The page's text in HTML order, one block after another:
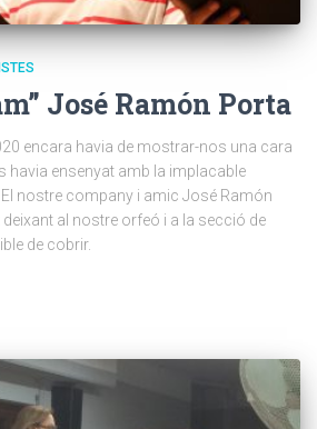
José Ramón Porta
encara havia de mostrar-nos una cara
havia ensenyat amb la implacable
nostre company i amic José Ramón
al nostre orfeó i a la secció de
de cobrir.